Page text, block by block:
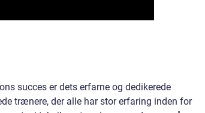
succes er dets erfarne og dedikerede
trænere, der alle har stor erfaring inden for